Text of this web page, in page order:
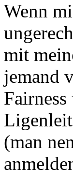
Wenn
mit
jemand
(man